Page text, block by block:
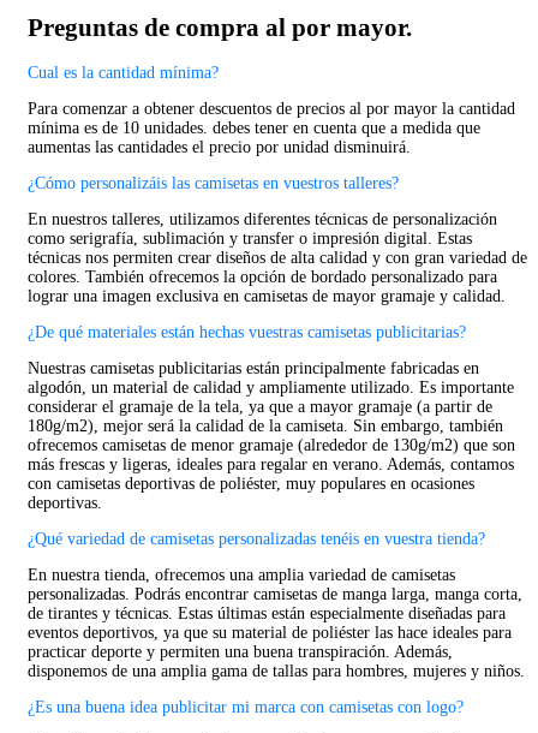
Preguntas de compra al por mayor.
Cual es la cantidad mínima?
Para comenzar a obtener descuentos de precios al por mayor la cantidad
mínima es de 10 unidades. debes tener en cuenta que a medida que
aumentas las cantidades el precio por unidad disminuirá.
¿Cómo personalizáis las camisetas en vuestros talleres?
En nuestros talleres, utilizamos diferentes técnicas de personalización
como serigrafía, sublimación y transfer o impresión digital. Estas
técnicas nos permiten crear diseños de alta calidad y con gran variedad de
colores. También ofrecemos la opción de bordado personalizado para
lograr una imagen exclusiva en camisetas de mayor gramaje y calidad.
¿De qué materiales están hechas vuestras camisetas publicitarias?
Nuestras camisetas publicitarias están principalmente fabricadas en
algodón, un material de calidad y ampliamente utilizado. Es importante
considerar el gramaje de la tela, ya que a mayor gramaje (a partir de
180g/m2), mejor será la calidad de la camiseta. Sin embargo, también
ofrecemos camisetas de menor gramaje (alrededor de 130g/m2) que son
más frescas y ligeras, ideales para regalar en verano. Además, contamos
con camisetas deportivas de poliéster, muy populares en ocasiones
deportivas.
¿Qué variedad de camisetas personalizadas tenéis en vuestra tienda?
En nuestra tienda, ofrecemos una amplia variedad de camisetas
personalizadas. Podrás encontrar camisetas de manga larga, manga corta,
de tirantes y técnicas. Estas últimas están especialmente diseñadas para
eventos deportivos, ya que su material de poliéster las hace ideales para
practicar deporte y permiten una buena transpiración. Además,
disponemos de una amplia gama de tallas para hombres, mujeres y niños.
¿Es una buena idea publicitar mi marca con camisetas con logo?